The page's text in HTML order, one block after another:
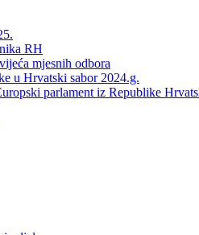
RH
mjesnih odbora
u Hrvatski sabor 2024.g.
parlament iz Republike